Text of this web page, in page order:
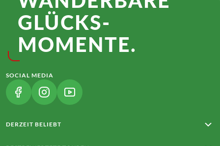
GLÜCKS­
MOMENTE.
SOCIAL MEDIA
(LINK ÖFFNET IN NEUEM TAB)
(LINK ÖFFNET IN NEUEM TAB)
(LINK ÖFFNET IN NEUEM TAB)
DERZEIT BELIEBT